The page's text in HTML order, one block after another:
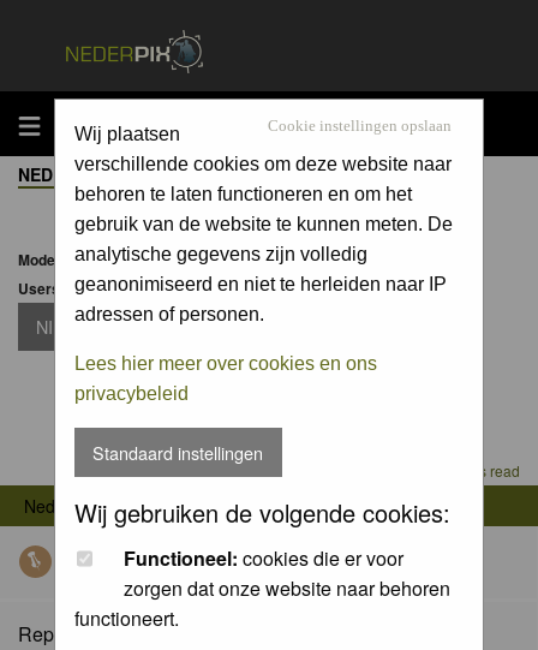
MENU Cookie instellingen opslaan
Wij plaatsen
verschillende cookies om deze website naar
behoren te laten functioneren en om het
gebruik van de website te kunnen meten. De
analytische gegevens zijn volledig
geanonimiseerd en niet te herleiden naar IP
adressen of personen.
Lees hier meer over cookies en ons
privacybeleid
Standaard instellingen
Wij gebruiken de volgende cookies:
Functioneel: cookies die er voor
zorgen dat onze website naar behoren
functioneert.
NEDERPIX.NL FORUM INDEX->MATERIAAL
Moderator:Moderators
Users browsing this forum: None
NIEUW TOPIC
Mark all topics read
Nederpix.nl Forum Index->Materiaal
Sticky: Hoe werkt het materiaalervaringen forum?
Replies: